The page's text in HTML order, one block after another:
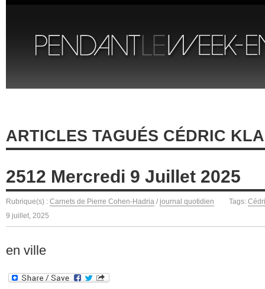
ARTICLES TAGUÉS CÉDRIC
2512 Mercredi 9 Juillet 2025
Rubrique(s) : Carnets de Pierre Cohen-Hadria / journal quotidien Tags:
9 juillet, 2025
en ville